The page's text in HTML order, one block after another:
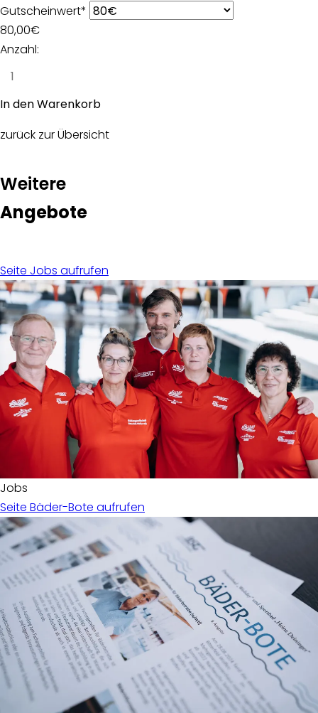
Gutscheinwert*
80,00€
Anzahl:
zurück zur Übersicht
Weitere:
Angebote
Seite Jobs aufrufen
Jobs
Seite Bäder-Bote aufrufen